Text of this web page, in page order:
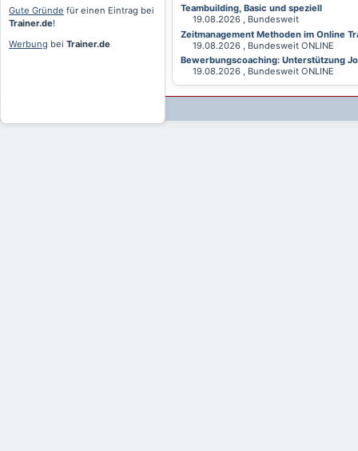
Gute Gründe für einen Eintrag bei
Trainer.de!
Werbung bei Trainer.de
Teambuilding, Basic und speziell
19.08.2026 , Bundesweit
Zeitmanagement Methoden im Online
19.08.2026 , Bundesweit ONLINE
Bewerbungscoaching: Unterstützung
19.08.2026 , Bundesweit ONLINE